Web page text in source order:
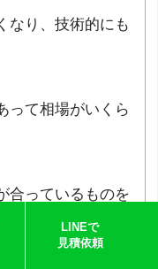
なり、技術的にも
って相場がいくら
合っているものを
を比較しながら把
LINEで
見積依頼